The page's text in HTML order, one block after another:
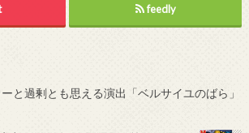
feedly
と過剰とも思える演出「ベルサイユのばら」